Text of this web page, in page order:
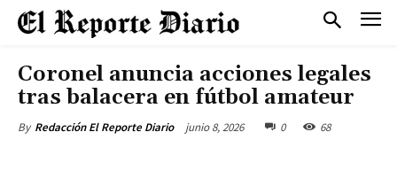
Coronel anuncia acciones legales
tras balacera en fútbol amateur
By Redacción El Reporte Diario junio 8, 2026 0 68